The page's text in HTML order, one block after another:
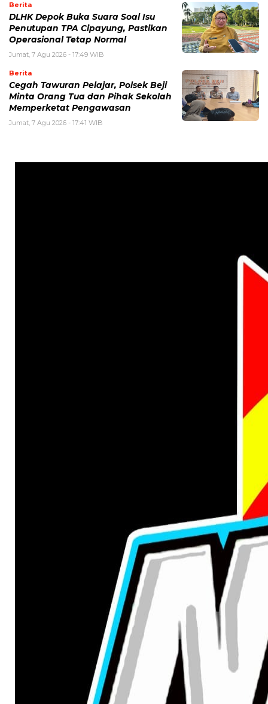
Berita
DLHK Depok Buka Suara Soal Isu
Penutupan TPA Cipayung, Pastikan
Operasional Tetap Normal
Jumat, 7 Agu 2026 - 17:49 WIB
Berita
Cegah Tawuran Pelajar, Polsek Beji
Minta Orang Tua dan Pihak Sekolah
Memperketat Pengawasan
Jumat, 7 Agu 2026 - 17:41 WIB